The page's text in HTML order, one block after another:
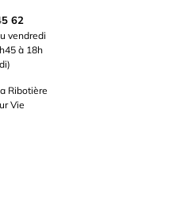
62
vendredi
à 18h
Ribotière
Vie